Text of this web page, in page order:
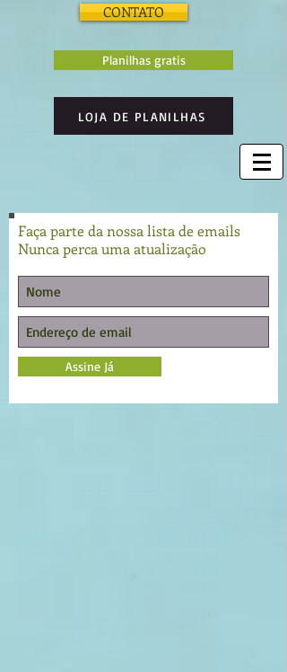
CONTATO
Planilhas gratis
LOJA DE PLANILHAS
Faça parte da nossa lista de emails
Nunca perca uma atualização
Assine Já